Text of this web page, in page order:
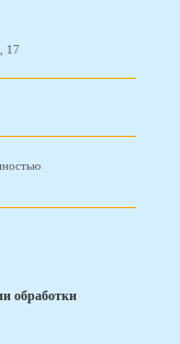
17
обработки